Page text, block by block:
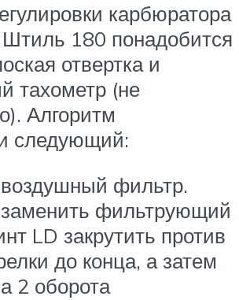
карбюратора
180 понадобится
отвертка и
тахометр (не
Алгоритм
следующий:
фильтр.
фильтрующий
LD закрутить против
до конца, а затем
2 оборота